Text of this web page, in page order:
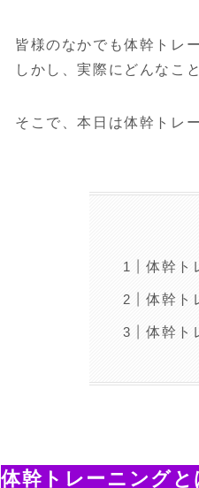
皆様のなかでも体幹トレ
しかし、実際にどんなこ
そこで、本日は体幹トレ
体幹ト
体幹ト
体幹ト
体幹トレーニングと